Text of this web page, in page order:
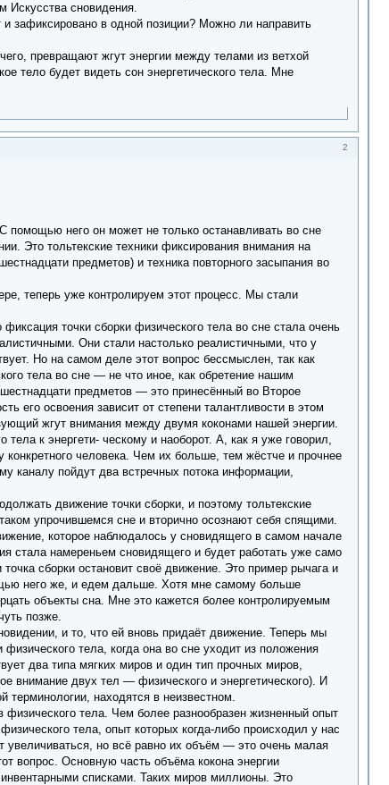
Искусства сновидения.
и зафиксировано в одной позиции? Можно ли направить
превращают жгут энергии между телами из ветхой
тело будет видеть сон энергетического тела. Мне
2
него он может не только останавливать во сне
Это тольтекские техники фиксирования внимания на
предметов) и техника повторного засыпания во
теперь уже контролируем этот процесс. Мы стали
точки сборки физического тела во сне стала очень
Они стали настолько реалистичными, что у
Но на самом деле этот вопрос бессмыслен, так как
тела во сне — не что иное, как обретение нашим
предметов — это принесённый во Второе
его освоения зависит от степени талантливости в этом
жгут внимания между двумя коконами нашей энергии.
к энергети- ческому и наоборот. А, как я уже говорил,
человека. Чем их больше, тем жёстче и прочнее
каналу пойдут два встречных потока информации,
движение точки сборки, и поэтому тольтекские
упрочившемся сне и вторично осознают себя спящими.
которое наблюдалось у сновидящего в самом начале
стала намереньем сновидящего и будет работать уже само
сборки остановит своё движение. Это пример рычага и
него же, и едем дальше. Хотя мне самому больше
объекты сна. Мне это кажется более контролируемым
позже.
и то, что ей вновь придаёт движение. Теперь мы
тела, когда она во сне уходит из положения
два типа мягких миров и один тип прочных миров,
внимание двух тел — физического и энергетического). И
находятся в неизвестном.
тела. Чем более разнообразен жизненный опыт
тела, опыт которых когда-либо происходил у нас
увеличиваться, но всё равно их объём — это очень малая
вопрос. Основную часть объёма кокона энергии
списками. Таких миров миллионы. Это